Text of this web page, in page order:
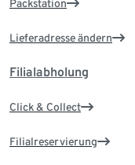
Packstation
Lieferadresse ändern
Filialabholung
Click & Collect
Filialreservierung